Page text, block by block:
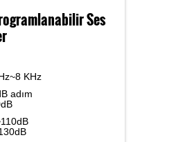
Ses
KHz
adım